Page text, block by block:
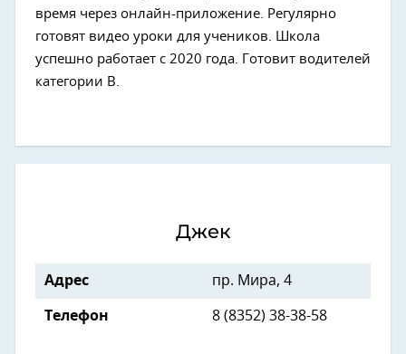
время через онлайн-приложение. Регулярно
готовят видео уроки для учеников. Школа
успешно работает с 2020 года. Готовит водителей
категории В.
Джек
Адрес пр. Мира, 4
Телефон 8 (8352) 38-38-58